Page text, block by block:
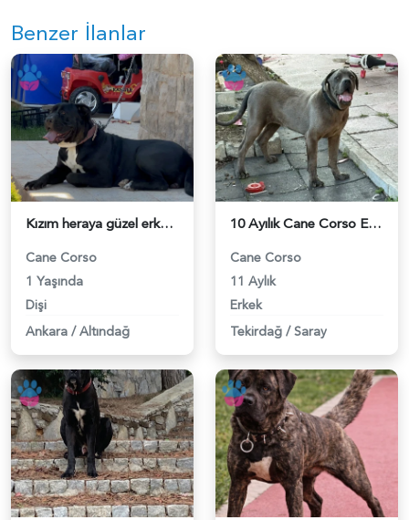
Benzer İlanlar
Kızım heraya güzel erkek eş arıyorum - 118984451
Cane Corso
1 Yaşında
Dişi
Ankara / Altındağ
10 Ayılık Cane Corso Eş Arıyor - 118983518
Cane Corso
11 Aylık
Erkek
Tekirdağ / Saray